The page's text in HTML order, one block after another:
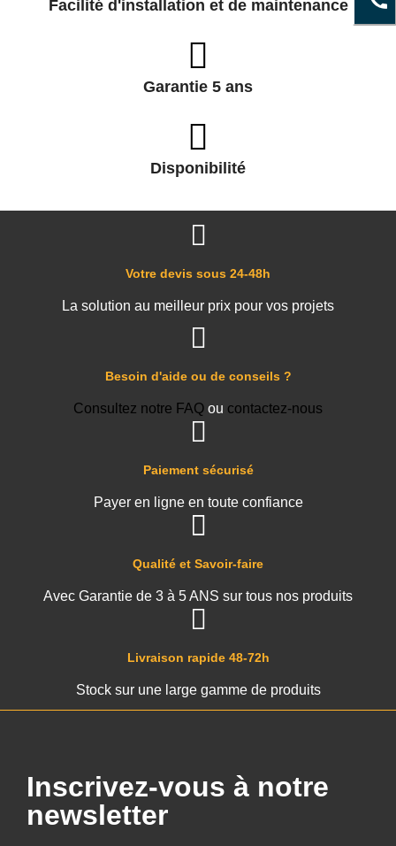
Facilité d'installation et de maintenance
Garantie 5 ans
Disponibilité
Livraison rapide 48-72h
Stock sur une large gamme de produits
Qualité et Savoir-faire
Avec Garantie de 3 à 5 ANS sur tous nos produits
Paiement sécurisé
Payer en ligne en toute confiance
Besoin d'aide ou de conseils ?
Consultez notre FAQ ou contactez-nous
Votre devis sous 24-48h
La solution au meilleur prix pour vos projets
Inscrivez-vous à notre
newsletter